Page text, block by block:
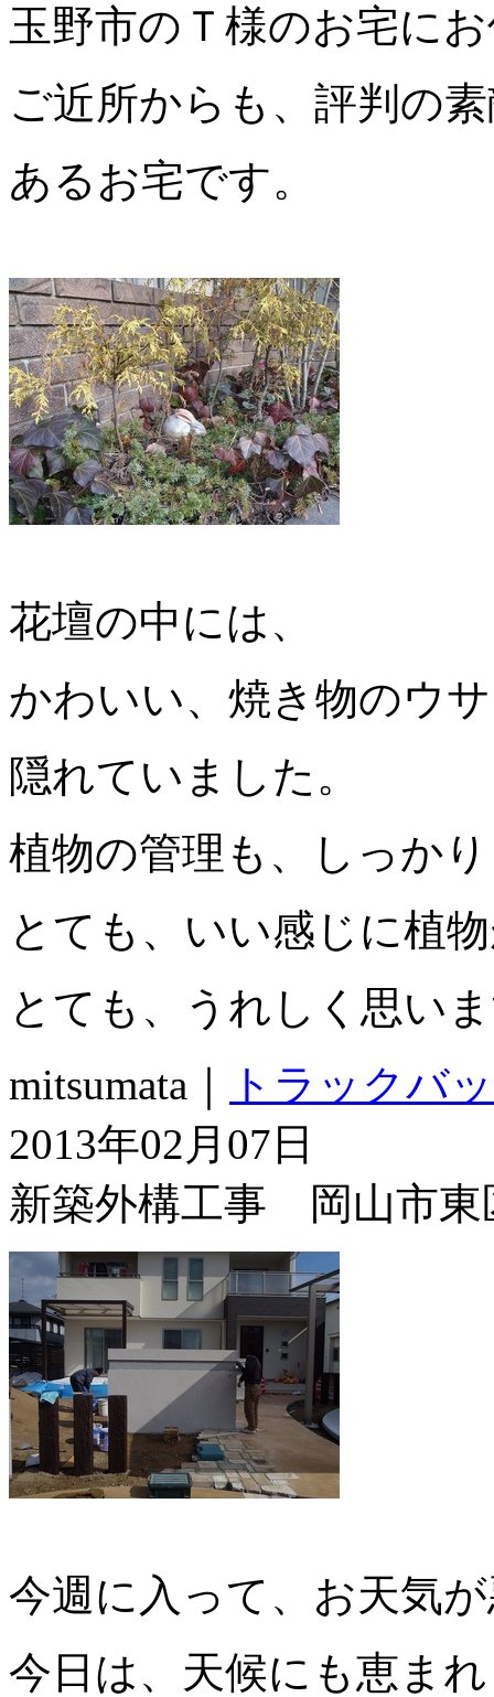
玉野市のＴ様のお宅に
ご近所からも、評判の
あるお宅です。
花壇の中には、
かわいい、焼き物のウ
隠れていました。
植物の管理も、しっか
とても、いい感じに植
とても、うれしく思い
mitsumata｜
トラックバ
2013年02月07日
新築外構工事 岡山市東
今週に入って、お天気
今日は、天候にも恵まれ